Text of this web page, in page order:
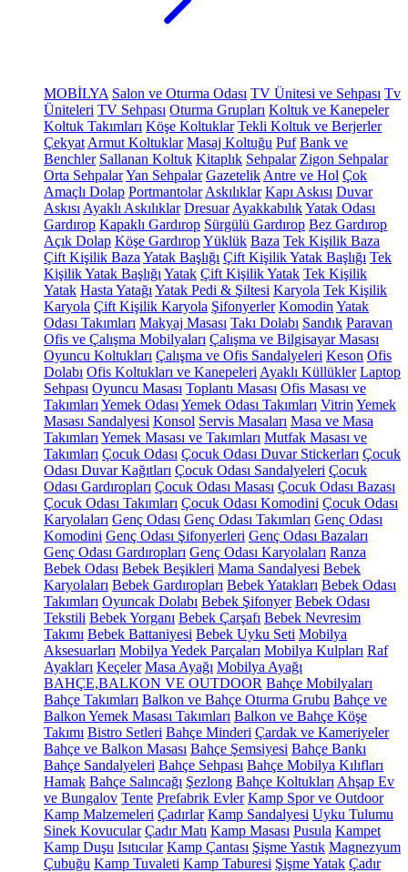
MOBİLYA Salon ve Oturma Odası TV Ünitesi ve Sehpası Tv
Üniteleri TV Sehpası Oturma Grupları Koltuk ve Kanepeler
Koltuk Takımları Köşe Koltuklar Tekli Koltuk ve Berjerler
Çekyat Armut Koltuklar Masaj Koltuğu Puf Bank ve
Benchler Sallanan Koltuk Kitaplık Sehpalar Zigon Sehpalar
Orta SehpalarYan Sehpalar Gazetelik Antre ve Hol Çok
Amaçlı Dolap Portmantolar Askılıklar Kapı Askısı Duvar
Askısı Ayaklı Askılıklar Dresuar AyakkabılıkYatak Odası
Gardırop Kapaklı Gardırop Sürgülü Gardırop Bez Gardırop
Açık Dolap Köşe GardıropYüklük Baza Tek Kişilik Baza
Çift Kişilik Baza Yatak Başlığı Çift Kişilik Yatak Başlığı Tek
Kişilik Yatak Başlığı Yatak Çift Kişilik Yatak Tek Kişilik
Yatak Hasta Yatağı Yatak Pedi & Şiltesi Karyola Tek Kişilik
Karyola Çift Kişilik Karyola Şifonyerler Komodin Yatak
Odası Takımları Makyaj Masası Takı Dolabı Sandık Paravan
Ofis ve Çalışma Mobilyaları Çalışma ve Bilgisayar Masası
Oyuncu Koltukları Çalışma ve Ofis Sandalyeleri Keson Ofis
Dolabı Ofis Koltukları ve Kanepeleri Ayaklı Küllükler Laptop
Sehpası Oyuncu Masası Toplantı Masası Ofis Masası ve
Takımları Yemek Odası Yemek Odası Takımları Vitrin Yemek
Masası Sandalyesi Konsol Servis Masaları Masa ve Masa
Takımları Yemek Masası ve Takımları Mutfak Masası ve
Takımları Çocuk Odası Çocuk Odası Duvar Stickerları Çocuk
Odası Duvar Kağıtları Çocuk Odası Sandalyeleri Çocuk
Odası Gardıropları Çocuk Odası Masası Çocuk Odası Bazası
Çocuk Odası Takımları Çocuk Odası Komodini Çocuk Odası
Karyolaları Genç Odası Genç Odası Takımları Genç Odası
Komodini Genç Odası Şifonyerleri Genç Odası Bazaları
Genç Odası Gardıropları Genç Odası Karyolaları Ranza
Bebek Odası Bebek Beşikleri Mama Sandalyesi Bebek
Karyolaları Bebek Gardıropları Bebek Yatakları Bebek Odası
Takımları Oyuncak Dolabı Bebek Şifonyer Bebek Odası
Tekstili Bebek Yorganı Bebek Çarşafı Bebek Nevresim
Takımı Bebek Battaniyesi Bebek Uyku Seti Mobilya
Aksesuarları Mobilya Yedek Parçaları Mobilya Kulpları Raf
Ayakları Keçeler Masa Ayağı Mobilya Ayağı
BAHÇE,BALKON VE OUTDOOR Bahçe Mobilyaları
Bahçe Takımları Balkon ve Bahçe Oturma Grubu Bahçe ve
Balkon Yemek Masası Takımları Balkon ve Bahçe Köşe
Takımı Bistro Setleri Bahçe Minderi Çardak ve Kameriyeler
Bahçe ve Balkon Masası Bahçe Şemsiyesi Bahçe Bankı
Bahçe Sandalyeleri Bahçe Sehpası Bahçe Mobilya Kılıfları
Hamak Bahçe Salıncağı Şezlong Bahçe Koltukları Ahşap Ev
ve Bungalov Tente Prefabrik Evler Kamp Spor ve Outdoor
Kamp Malzemeleri Çadırlar Kamp Sandalyesi Uyku Tulumu
Sinek Kovucular Çadır Matı Kamp Masası Pusula Kampet
Kamp Duşu Isıtıcılar Kamp Çantası Şişme Yastık Magnezyum
Çubuğu Kamp Tuvaleti Kamp Taburesi Şişme Yatak Çadır